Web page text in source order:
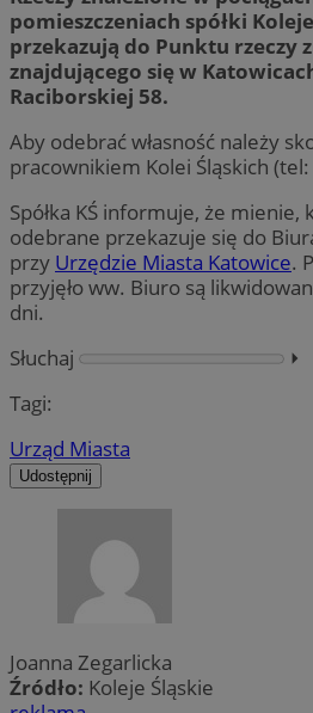
pomieszczeniach spółki
przekazują do Punktu rzeczy
znajdującego się w
Raciborskiej 58.
Aby odebrać własność należy
pracownikiem Kolei Śląskich
Spółka KŚ informuje, że mienie,
odebrane przekazuje się do
przy Urzędzie Miasta Katowice.
przyjęło ww. Biuro są
dni.
Słuchaj
⏵︎
Tagi:
Urząd Miasta
Udostępnij
Joanna Zegarlicka
Źródło: Koleje Śląskie